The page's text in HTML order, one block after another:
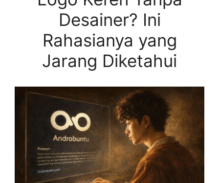
Desainer? Ini
Rahasianya yang
Jarang Diketahui